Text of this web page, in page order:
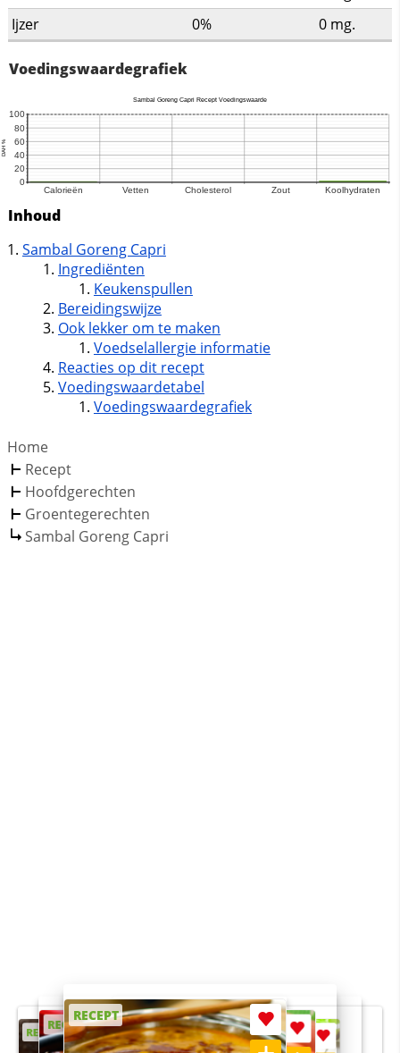
Ijzer
0% 0 mg.
Voedingswaardegrafiek
Inhoud
Sambal Goreng Capri
Ingrediënten
Keukenspullen
Bereidingswijze
Ook lekker om te maken
Voedselallergie informatie
Reacties op dit recept
Voedingswaardetabel
Voedingswaardegrafiek
Home
Recept
Hoofdgerechten
Groentegerechten
Sambal Goreng Capri
RECEPT
RECEPT
RECEPT
RECEPT
RECEPT